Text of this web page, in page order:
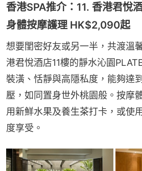
香港SPA推介：11. 香港君悅
身體按摩護理 HK$2,090起
想要閨密好友或另一半，共渡溫
港君悅酒店11樓的靜水沁園
裝潢、恬靜與高隱私度，能夠達
壓，如同置身世外桃園般。按摩
用新鮮水果及養生茶打卡，或使
度享受。